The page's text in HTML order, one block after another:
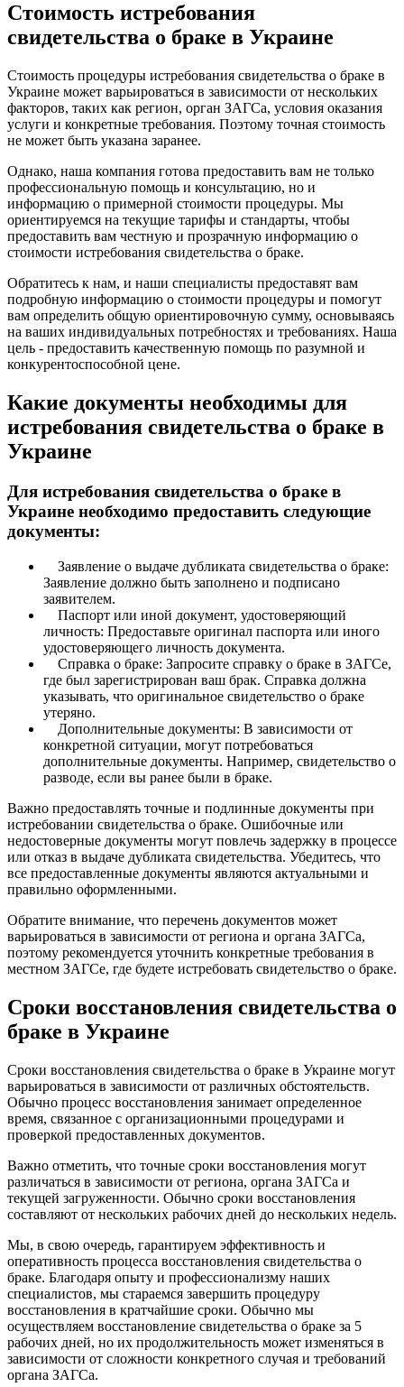
Стоимость истребования
свидетельства о браке в Украине
Стоимость процедуры истребования свидетельства о браке в
Украине может варьироваться в зависимости от нескольких
факторов, таких как регион, орган ЗАГСа, условия оказания
услуги и конкретные требования. Поэтому точная стоимость
не может быть указана заранее.
Однако, наша компания готова предоставить вам не только
профессиональную помощь и консультацию, но и
информацию о примерной стоимости процедуры. Мы
ориентируемся на текущие тарифы и стандарты, чтобы
предоставить вам честную и прозрачную информацию о
стоимости истребования свидетельства о браке.
Обратитесь к нам, и наши специалисты предоставят вам
подробную информацию о стоимости процедуры и помогут
вам определить общую ориентировочную сумму, основываясь
на ваших индивидуальных потребностях и требованиях. Наша
цель - предоставить качественную помощь по разумной и
конкурентоспособной цене.
Какие документы необходимы для
истребования свидетельства о браке в
Украине
Для истребования свидетельства о браке в
Украине необходимо предоставить следующие
документы:
Заявление о выдаче дубликата свидетельства о браке:
Заявление должно быть заполнено и подписано
заявителем.
Паспорт или иной документ, удостоверяющий
личность: Предоставьте оригинал паспорта или иного
удостоверяющего личность документа.
Справка о браке: Запросите справку о браке в ЗАГСе,
где был зарегистрирован ваш брак. Справка должна
указывать, что оригинальное свидетельство о браке
утеряно.
Дополнительные документы: В зависимости от
конкретной ситуации, могут потребоваться
дополнительные документы. Например, свидетельство о
разводе, если вы ранее были в браке.
Важно предоставлять точные и подлинные документы при
истребовании свидетельства о браке. Ошибочные или
недостоверные документы могут повлечь задержку в процессе
или отказ в выдаче дубликата свидетельства. Убедитесь, что
все предоставленные документы являются актуальными и
правильно оформленными.
Обратите внимание, что перечень документов может
варьироваться в зависимости от региона и органа ЗАГСа,
поэтому рекомендуется уточнить конкретные требования в
местном ЗАГСе, где будете истребовать свидетельство о браке.
Сроки восстановления свидетельства о
браке в Украине
Сроки восстановления свидетельства о браке в Украине могут
варьироваться в зависимости от различных обстоятельств.
Обычно процесс восстановления занимает определенное
время, связанное с организационными процедурами и
проверкой предоставленных документов.
Важно отметить, что точные сроки восстановления могут
различаться в зависимости от региона, органа ЗАГСа и
текущей загруженности. Обычно сроки восстановления
составляют от нескольких рабочих дней до нескольких недель.
Мы, в свою очередь, гарантируем эффективность и
оперативность процесса восстановления свидетельства о
браке. Благодаря опыту и профессионализму наших
специалистов, мы стараемся завершить процедуру
восстановления в кратчайшие сроки. Обычно мы
осуществляем восстановление свидетельства о браке за 5
рабочих дней, но их продолжительность может изменяться в
зависимости от сложности конкретного случая и требований
органа ЗАГСа.